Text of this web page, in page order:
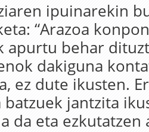
ipuinarekin
“Arazoa
apurtu behar
dakiguna
ez dute ikusten.
batzuek jantzita
da eta ezkutatzen